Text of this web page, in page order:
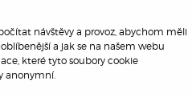
návštěvy a provoz, abychom měli
a jak se na našem webu
které tyto soubory cookie
anonymní.